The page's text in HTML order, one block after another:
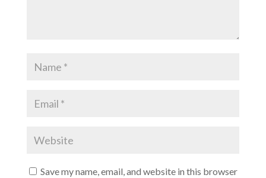
Save my name, email, and website in this browser